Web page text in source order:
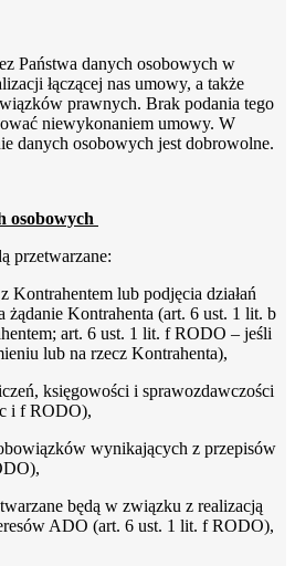
Państwa danych osobowych w
łączącej nas umowy, a także
prawnych. Brak podania tego
niewykonaniem umowy. W
danych osobowych jest dobrowolne.
osobowych
przetwarzane:
Kontrahentem lub podjęcia działań
żądanie Kontrahenta (art. 6 ust. 1 lit. b
art. 6 ust. 1 lit. f RODO – jeśli
lub na rzecz Kontrahenta),
księgowości i sprawozdawczości
i f RODO),
wynikających z przepisów
będą w związku z realizacją
ADO (art. 6 ust. 1 lit. f RODO),